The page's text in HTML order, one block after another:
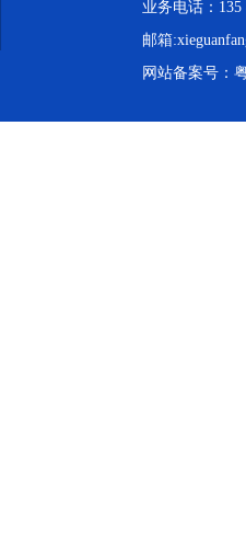
业务电话：135
邮箱
网站备案号：